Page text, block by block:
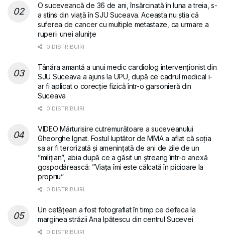
O suceveancă de 36 de ani, însărcinată în luna a treia, s-
a stins din viață în SJU Suceava. Aceasta nu știa că
suferea de cancer cu multiple metastaze, ca urmare a
ruperii unei alunițe
0 DISTRIBUIRI
Tânăra amantă a unui medic cardiolog intervenționist din
SJU Suceava a ajuns la UPU, după ce cadrul medical i-
ar fi aplicat o corecție fizică într-o garsonieră din
Suceava
0 DISTRIBUIRI
VIDEO Mărturisire cutremurătoare a suceveanului
Gheorghe Ignat. Fostul luptător de MMA a aflat că soția
sa ar fi terorizată și amenințată de ani de zile de un
”milițian”, abia după ce a găsit un ștreang într-o anexă
gospodărească: ”Viața îmi este călcată în picioare la
propriu”
0 DISTRIBUIRI
Un cetățean a fost fotografiat în timp ce defeca la
marginea străzii Ana Ipătescu din centrul Sucevei
0 DISTRIBUIRI